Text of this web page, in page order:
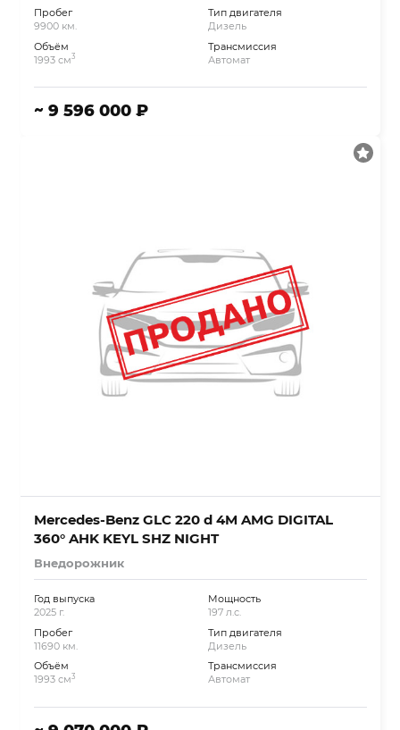
Пробег
9900 км.
Объём
1993 см3
Тип двигателя
Дизель
Трансмиссия
Автомат
~ 9 596 000 ₽
Mercedes-Benz GLC 220 d 4M AMG DIGITAL
360° AHK KEYL SHZ NIGHT
Внедорожник
Год выпуска
2025 г.
Пробег
11690 км.
Объём
1993 см3
Мощность
197 л.с.
Тип двигателя
Дизель
Трансмиссия
Автомат